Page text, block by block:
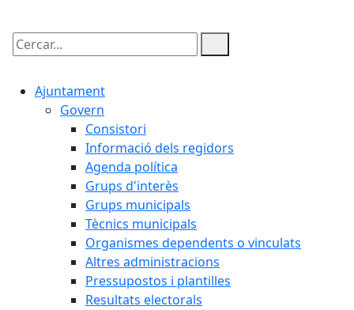
Cercar:
Ajuntament
Govern
Consistori
Informació dels regidors
Agenda política
Grups d'interès
Grups municipals
Tècnics municipals
Organismes dependents o vinculats
Altres administracions
Pressupostos i plantilles
Resultats electorals